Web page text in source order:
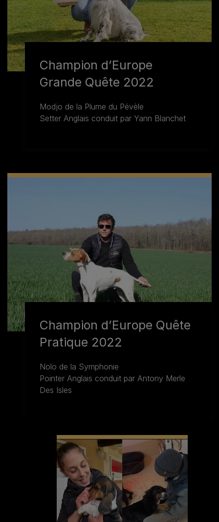
Champion d’Europe
Grande Quête 2022
Modjo de la Plume du Pévèle
Setter Anglais conduit par Yann Blanchet
Champion d’Europe Quête
Pratique 2022
Nolo de la Symphonie
Pointer Anglais conduit par Antony Merle
Des Isles